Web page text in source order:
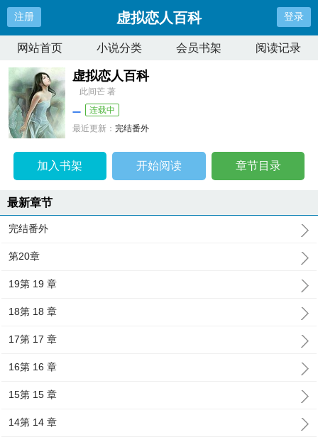
注册 虚拟恋人百科 登录
网站首页 小说分类 会员书架 阅读记录
虚拟恋人百科
此间芒 著
连载中
最近更新：完结番外
加入书架 开始阅读 章节目录
最新章节
完结番外
第20章
19第 19 章
18第 18 章
17第 17 章
16第 16 章
15第 15 章
14第 14 章